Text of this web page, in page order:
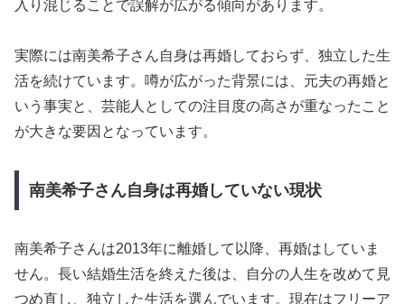
入り混じることで誤解が広がる傾向があります。
実際には南美希子さん自身は再婚しておらず、独立した生
活を続けています。噂が広がった背景には、元夫の再婚と
いう事実と、芸能人としての注目度の高さが重なったこと
が大きな要因となっています。
南美希子さん自身は再婚していない現状
南美希子さんは2013年に離婚して以降、再婚はしていま
せん。長い結婚生活を終えた後は、自分の人生を改めて見
つめ直し、独立した生活を選んでいます。現在はフリーア